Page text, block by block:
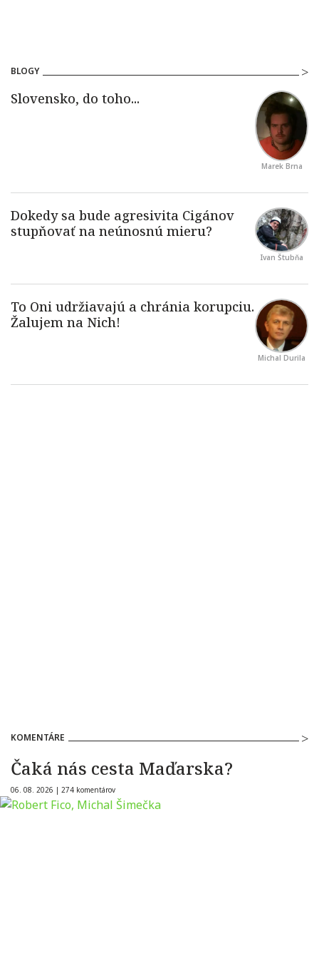
BLOGY
Marek Brna
Ivan Štubňa
Michal Durila
KOMENTÁRE
Čaká nás cesta Maďarska?
06. 08. 2026 | 274 komentárov